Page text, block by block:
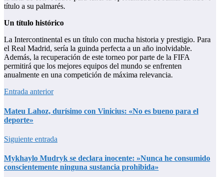
título a su palmarés.
Un título histórico
La Intercontinental es un título con mucha historia y prestigio. Para
el Real Madrid, sería la guinda perfecta a un año inolvidable.
Además, la recuperación de este torneo por parte de la FIFA
permitirá que los mejores equipos del mundo se enfrenten
anualmente en una competición de máxima relevancia.
Entrada anterior
Mateu Lahoz, durísimo con Vinicius: «No es bueno para el
deporte»
Siguiente entrada
Mykhaylo Mudryk se declara inocente: »Nunca he consumido
conscientemente ninguna sustancia prohibida»